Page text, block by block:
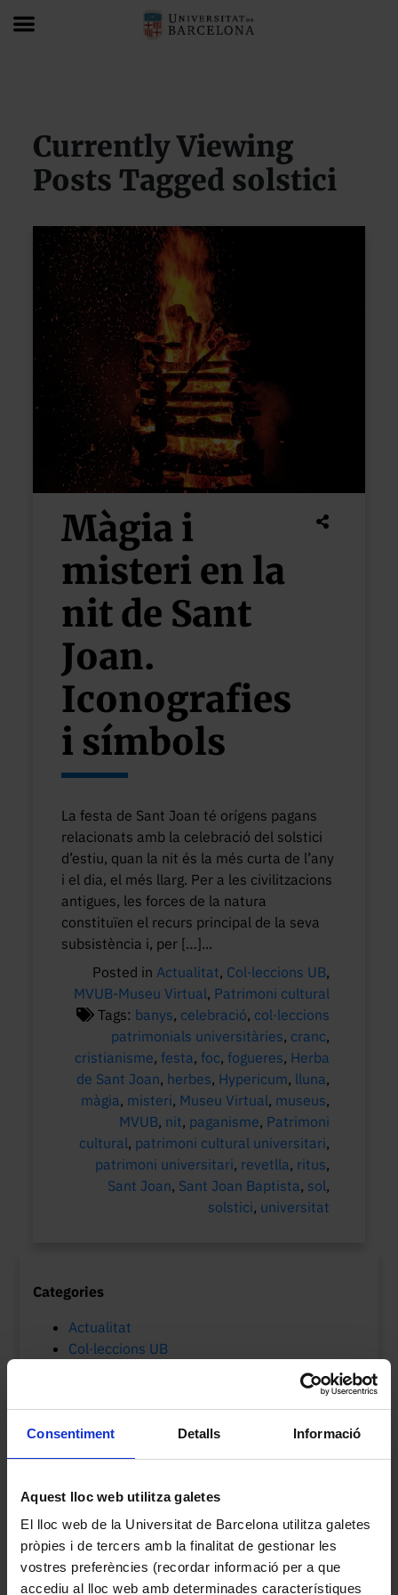
Consentiment Detalls Informació
Aquest lloc web utilitza galetes
El lloc web de la Universitat de Barcelona utilitza galetes
pròpies i de tercers amb la finalitat de gestionar les
vostres preferències (recordar informació per a que
accediu al lloc web amb determinades característiques
Currently Viewing
Posts Tagged solstici
Màgia i
misteri en la
nit de Sant
Joan.
Iconografies
i símbols
La festa de Sant Joan té orígens pagans
relacionats amb la celebració del solstici
d’estiu, quan la nit és la més curta de l’any
i el dia, el més llarg. Per a les civilitzacions
antigues, les forces de la natura
constituïen el recurs principal de la seva
subsistència i, per […]...
Posted in Actualitat, Col·leccions UB,
MVUB-Museu Virtual, Patrimoni cultural
Tags: banys, celebració, col·leccions
patrimonials universitàries, cranc,
cristianisme, festa, foc, fogueres, Herba
de Sant Joan, herbes, Hypericum, lluna,
màgia, misteri, Museu Virtual, museus,
MVUB, nit, paganisme, Patrimoni
cultural, patrimoni cultural universitari,
patrimoni universitari, revetlla, ritus,
Sant Joan, Sant Joan Baptista, sol,
solstici, universitat
Categories
Actualitat
Col·leccions UB
Etiquetes
catalogació centenari Cinema ciència
patrimonials UB col·leccions
patrimonials universitàries